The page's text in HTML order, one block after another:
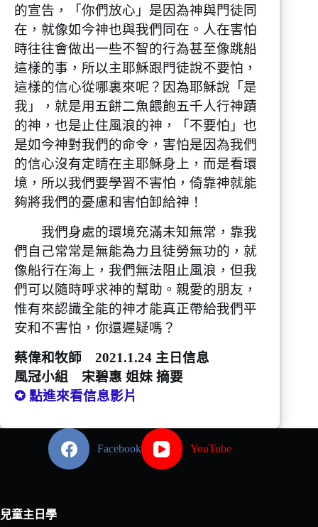
的宣告，「你們放心」是因為神與門徒同
在，就像如今神也與我們同在。人在害怕
時往往會做出一些不智的行為甚至像跳船
這樣的事，所以主耶穌跟門徒說不要怕，
這樣的信心從哪裏來呢？因為耶穌說「是
我」，就是用五餅二魚餵飽五千人行神蹟
的神，也是止住風浪的神，「不要怕」也
是如今神對我們的命令，害怕是因為我們
的信心沒有定睛在主耶穌身上，而是看環
境，所以我們要學習不害怕，倚靠神就能
夠將我們的憂慮和害怕卸給神！
我們身處的環境充滿未知無常，靠我
們自己常常是無能為力且徒勞無功的，就
像船行在海上，我們無法阻止風浪，但我
們可以隨時呼求神的幫助。親愛的朋友，
惟有來認識全能的神才能真正帶給我們平
安和不害怕，你還遲疑嗎？
蔡偉和牧師 2021.1.24 主日信息
風冠小組 宋碧惠 姐妹 摘要
✪ 點進來看信息影片
Facebook YouTube
兒童主日學